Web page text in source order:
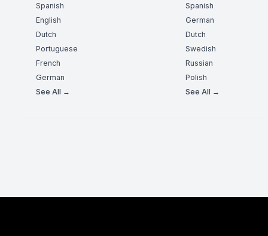
Spanish
English
Dutch
Portuguese
French
German
See All →
Spanish
German
Dutch
Swedish
Russian
Polish
See All →